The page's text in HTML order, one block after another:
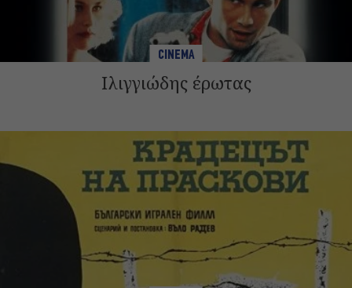
CINEMA
Ιλιγγιώδης έρωτας